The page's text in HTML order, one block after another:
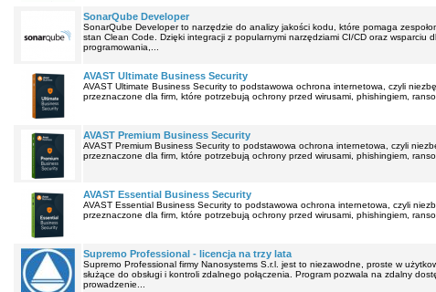
SonarQube Developer
SonarQube Developer to narzędzie do analizy jakości kodu, które pomaga
stan Clean Code. Dzięki integracji z popularnymi narzędziami CI/CD oraz wsparciu
programowania,...
AVAST Ultimate Business Security
AVAST Ultimate Business Security to podstawowa ochrona internetowa, czyli
przeznaczone dla firm, które potrzebują ochrony przed wirusami, phishingiem,
AVAST Premium Business Security
AVAST Premium Business Security to podstawowa ochrona internetowa, czyli
przeznaczone dla firm, które potrzebują ochrony przed wirusami, phishingiem,
AVAST Essential Business Security
AVAST Essential Business Security to podstawowa ochrona internetowa, czyli
przeznaczone dla firm, które potrzebują ochrony przed wirusami, phishingiem,
Supremo Professional - licencja na trzy lata
Supremo Professional firmy Nanosystems S.r.l. jest to niezawodne, proste w
służące do obsługi i kontroli zdalnego połączenia. Program pozwala na zdalny
prowadzenie...